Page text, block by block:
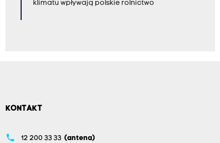
klimatu wpływają polskie rolnictwo
KONTAKT
phone 12 200 33 33 (antena)